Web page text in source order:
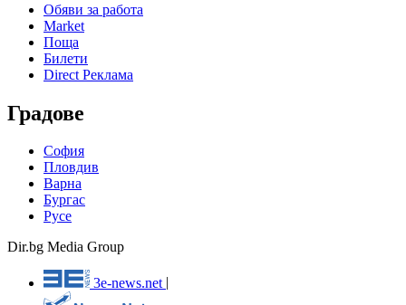
Обяви за работа
Market
Поща
Билети
Direct Реклама
Градове
София
Пловдив
Варна
Бургас
Русе
Dir.bg Media Group
3e-news.net